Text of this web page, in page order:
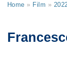
Home » Film »